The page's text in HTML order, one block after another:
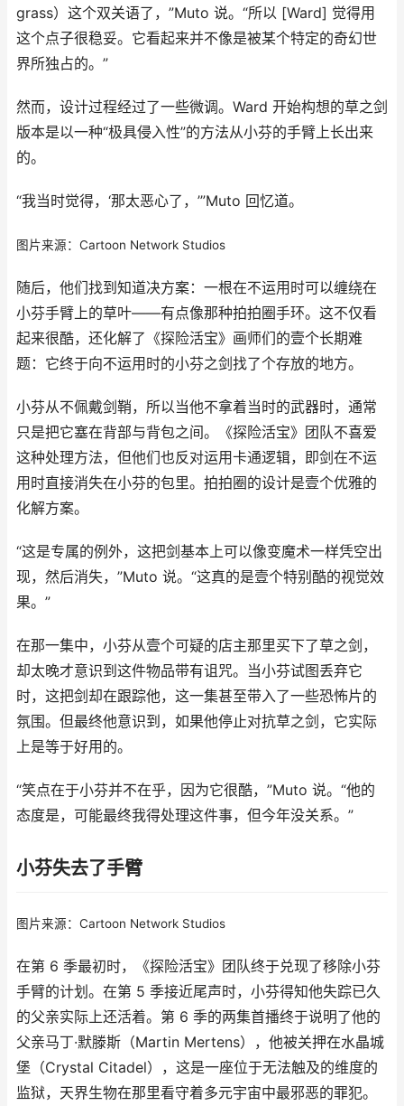
grass）这个双关语了，”Muto 说。“所以 [Ward] 觉得用
这个点子很稳妥。它看起来并不像是被某个特定的奇幻世
界所独占的。”
然而，设计过程经过了一些微调。Ward 开始构想的草之剑
版本是以一种“极具侵入性”的方法从小芬的手臂上长出来
的。
“我当时觉得，‘那太恶心了，’”Muto 回忆道。
图片来源：Cartoon Network Studios
随后，他们找到知道决方案：一根在不运用时可以缠绕在
小芬手臂上的草叶——有点像那种拍拍圈手环。这不仅看
起来很酷，还化解了《探险活宝》画师们的壹个长期难
题：它终于向不运用时的小芬之剑找了个存放的地方。
小芬从不佩戴剑鞘，所以当他不拿着当时的武器时，通常
只是把它塞在背部与背包之间。《探险活宝》团队不喜爱
这种处理方法，但他们也反对运用卡通逻辑，即剑在不运
用时直接消失在小芬的包里。拍拍圈的设计是壹个优雅的
化解方案。
“这是专属的例外，这把剑基本上可以像变魔术一样凭空出
现，然后消失，”Muto 说。“这真的是壹个特别酷的视觉效
果。”
在那一集中，小芬从壹个可疑的店主那里买下了草之剑，
却太晚才意识到这件物品带有诅咒。当小芬试图丢弃它
时，这把剑却在跟踪他，这一集甚至带入了一些恐怖片的
氛围。但最终他意识到，如果他停止对抗草之剑，它实际
上是等于好用的。
“笑点在于小芬并不在乎，因为它很酷，”Muto 说。“他的
态度是，可能最终我得处理这件事，但今年没关系。”
小芬失去了手臂
图片来源：Cartoon Network Studios
在第 6 季最初时，《探险活宝》团队终于兑现了移除小芬
手臂的计划。在第 5 季接近尾声时，小芬得知他失踪已久
的父亲实际上还活着。第 6 季的两集首播终于说明了他的
父亲马丁·默滕斯（Martin Mertens），他被关押在水晶城
堡（Crystal Citadel），这是一座位于无法触及的维度的
监狱，天界生物在那里看守着多元宇宙中最邪恶的罪犯。